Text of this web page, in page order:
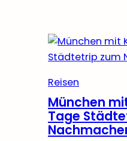
Reisen
München
Tage